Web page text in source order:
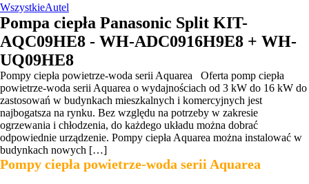
WszystkieAutel
Pompa ciepła Panasonic Split KIT-
AQC09HE8 - WH-ADC0916H9E8 + WH-
UQ09HE8
Pompy ciepła powietrze-woda serii Aquarea Oferta pomp ciepła
powietrze-woda serii Aquarea o wydajnościach od 3 kW do 16 kW do
zastosowań w budynkach mieszkalnych i komercyjnych jest
najbogatsza na rynku. Bez względu na potrzeby w zakresie
ogrzewania i chłodzenia, do każdego układu można dobrać
odpowiednie urządzenie. Pompy ciepła Aquarea można instalować w
budynkach nowych […]
Pompy ciepła powietrze-woda serii Aquarea